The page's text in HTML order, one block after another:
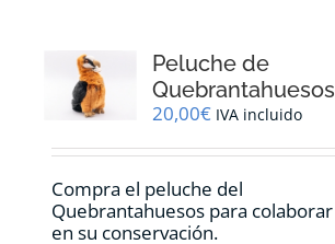
Peluche de
Quebrantahuesos
20,00€ IVA incluido
Compra el peluche del
Quebrantahuesos para colaborar
en su conservación.